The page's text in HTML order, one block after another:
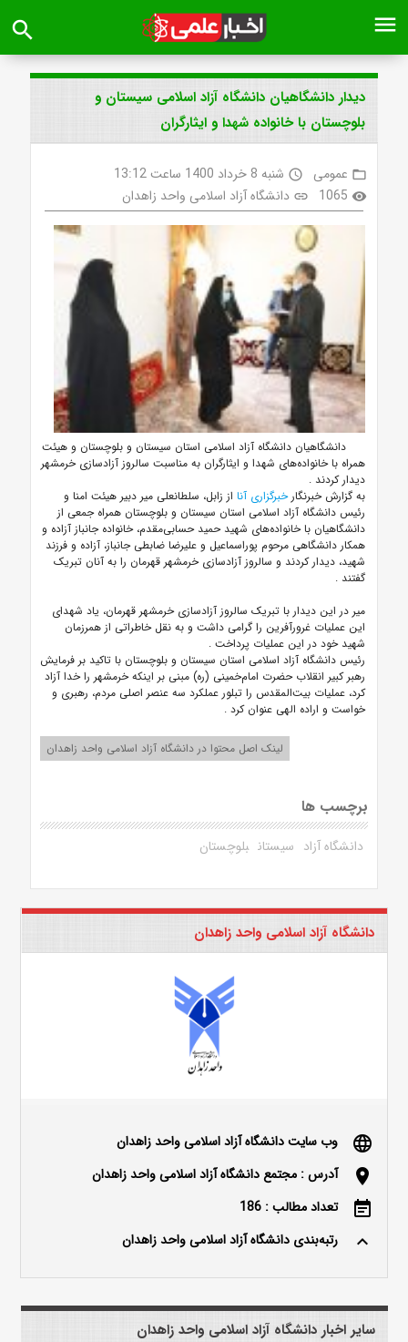
menu
search
دیدار دانشگاهیان دانشگاه آزاد اسلامی سیستان و
بلوچستان با خانواده‌ شهدا و ایثارگران
folder_open عمومی access_time شنبه 8 خرداد 1400 ساعت 13:12
visibility
1065
link دانشگاه آزاد اسلامی واحد زاهدان
دانشگاهیان دانشگاه آزاد اسلامی استان سیستان و بلوچستان و هیئت
همراه با خانواده‌های شهدا و ایثارگران به مناسبت سالروز آزادسازی خرمشهر
دیدار کردند .
به گزارش خبرنگارخبرگزاری آنا از زابل، سلطانعلی میر دبیر هیئت امنا و
رئیس دانشگاه آزاد اسلامی استان سیستان و بلوچستان همراه جمعی از
دانشگاهیان با خانواده‌های شهید حمید حسابی‌مقدم، خانواده جانباز آزاده و
همکار دانشگاهی مرحوم پوراسماعیل و علیرضا ضابطی جانباز، آزاده و فرزند
شهید، دیدار کردند و سالروز آزادسازی خرمشهر قهرمان را به آنان تبریک
گفتند .
میر در این دیدار با تبریک سالروز آزادسازی خرمشهر قهرمان، یاد شهدای
این عملیات غرورآفرین را گرامی داشت و به نقل خاطراتی از همرزمان
شهید خود در این عملیات پرداخت .
رئیس دانشگاه آزاد اسلامی استان سیستان و بلوچستان با تاکید بر فرمایش
رهبر کبیر انقلاب حضرت امام‌خمینی (ره) مبنی بر اینکه خرمشهر را خدا آزاد
کرد، عملیات بیت‌المقدس را تبلور عملکرد سه عنصر اصلی مردم، رهبری و
خواست و اراده الهی عنوان کرد .
لینک اصل محتوا در دانشگاه آزاد اسلامی واحد زاهدان
برچسب ها
دانشگاه آزاد سیستان بلوچستان
دانشگاه آزاد اسلامی واحد زاهدان
language وب سایت دانشگاه آزاد اسلامی واحد زاهدان
location_on آدرس : مجتمع دانشگاه آزاد اسلامی واحد زاهدان
event_note تعداد مطالب : 186
keyboard_arrow_up رتبه‌بندی دانشگاه آزاد اسلامی واحد زاهدان
سایر اخبار دانشگاه آزاد اسلامی واحد زاهدان